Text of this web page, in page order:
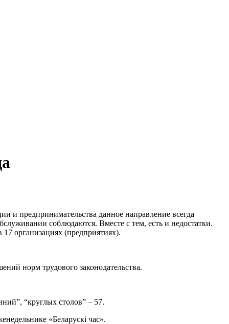
и предпринимательства данное направление всегда
соблюдаются. Вместе с тем, есть и недостатки.
организациях (предприятиях).
норм трудового законодательства.
“круглых столов” – 57.
«Беларускi час».